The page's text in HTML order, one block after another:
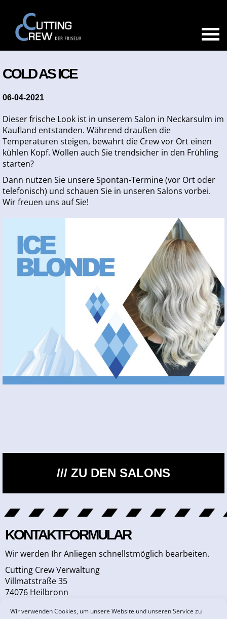
Wir verwenden Cookies, um unsere Website und unseren Service zu
COLD AS ICE
06-04-2021
Dieser frische Look ist in unserem Salon in Neckarsulm im
Kaufland entstanden. Während draußen die
Temperaturen steigen, bewahrt die Crew vor Ort einen
kühlen Kopf. Wollen auch Sie trendsicher in den Frühling
starten?
Dann nutzen Sie unsere Spontan-Termine (vor Ort oder
telefonisch) und schauen Sie in unseren Salons vorbei.
Wir freuen uns auf Sie!
/// ZU DEN SALONS
KONTAKTFORMULAR
Wir werden Ihr Anliegen schnellstmöglich bearbeiten.
Cutting Crew Verwaltung
Villmatstraße 35
74076 Heilbronn